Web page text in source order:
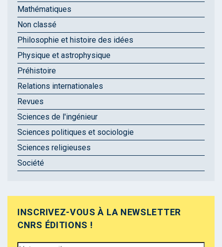
Mathématiques
Non classé
Philosophie et histoire des idées
Physique et astrophysique
Préhistoire
Relations internationales
Revues
Sciences de l'ingénieur
Sciences politiques et sociologie
Sciences religieuses
Société
INSCRIVEZ-VOUS À LA NEWSLETTER
CNRS ÉDITIONS !